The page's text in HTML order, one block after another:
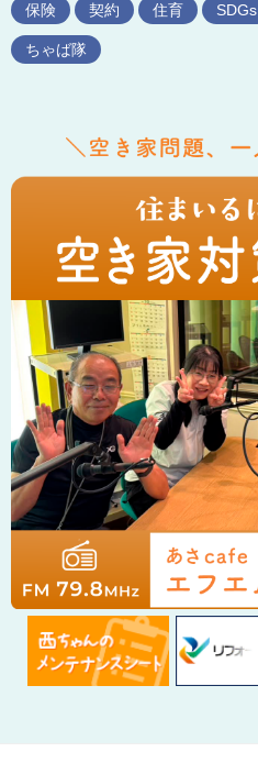
保険 契約 住育 SDGs
ちゃば隊